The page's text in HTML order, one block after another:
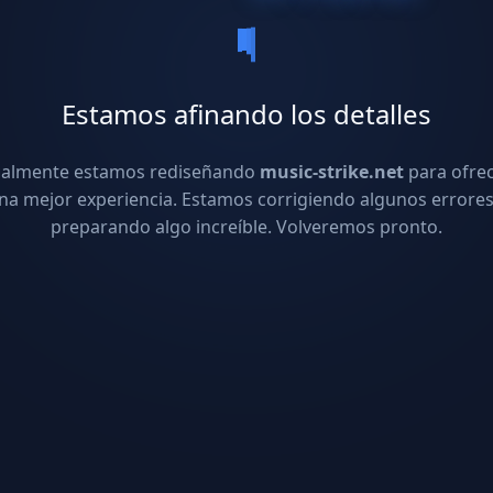
Estamos afinando los detalles
estamos rediseñando music-strike.net para
mejor experiencia. Estamos corrigiendo algunos
preparando algo increíble. Volveremos pronto.